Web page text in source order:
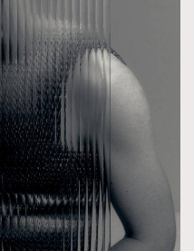
FigaroAesthetic